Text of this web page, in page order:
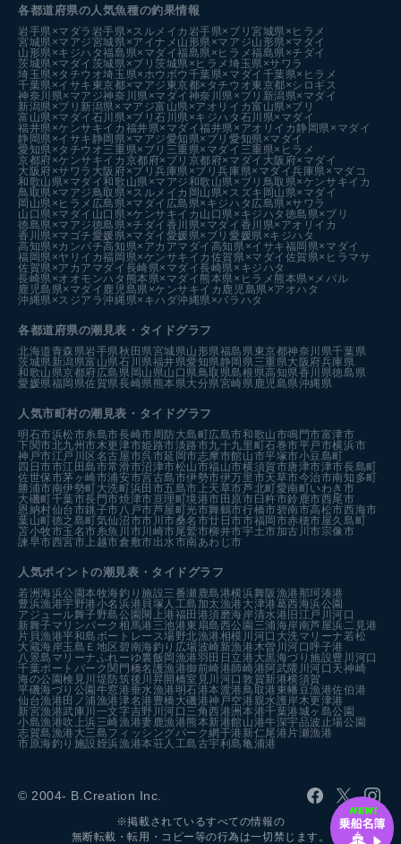
各都道府県の人気魚種の釣果情報
岩手県×マダラ 岩手県×スルメイカ 岩手県×ブリ宮城県×ヒラメ
宮城県×マアジ宮城県×アイナメ 山形県×マアジ山形県×マダイ
山形県×キジハタ福島県×マダイ福島県×ヒラメ福島県×チダイ
茨城県×マダイ 茨城県×ブリ茨城県×ヒラメ埼玉県×サワラ
埼玉県×タチウオ埼玉県×ホウボウ 千葉県×マダイ 千葉県×ヒラメ
千葉県×イサキ 東京都×マアジ 東京都×タチウオ東京都×シロギス
神奈川県×マアジ神奈川県×マダイ 神奈川県×ブリ 新潟県×マダイ
新潟県×ブリ 新潟県×マアジ富山県×アオリイカ富山県×ブリ
富山県×マダイ 石川県×ブリ石川県×キジハタ 石川県×マダイ
福井県×ケンサキイカ 福井県×マダイ福井県×アオリイカ 静岡県×マダイ
静岡県×イサキ 静岡県×マアジ愛知県×ブリ愛知県×マダイ
愛知県×タチウオ三重県×ブリ 三重県×マダイ 三重県×ヒラメ
京都府×ケンサキイカ 京都府×ブリ 京都府×マダイ 大阪府×マダイ
大阪府×サワラ 大阪府×ブリ兵庫県×ブリ兵庫県×マダイ兵庫県×マダコ
和歌山県×マダイ和歌山県×マアジ和歌山県×ブリ 鳥取県×ケンサキイカ
鳥取県×マアジ鳥取県×スルメイカ 岡山県×スズキ 岡山県×マダイ
岡山県×ヒラメ 広島県×マダイ 広島県×キジハタ 広島県×サワラ
山口県×マダイ 山口県×ケンサキイカ 山口県×キジハタ 徳島県×ブリ
徳島県×マアジ徳島県×チダイ 香川県×マダイ 香川県×アオリイカ
香川県×マゴチ愛媛県×マダイ 愛媛県×ブリ愛媛県×キジハタ
高知県×カンパチ高知県×アカアマダイ 高知県×イサキ福岡県×マダイ
福岡県×ヤリイカ福岡県×ケンサキイカ 佐賀県×マダイ 佐賀県×ヒラマサ
佐賀県×アカアマダイ 長崎県×マダイ長崎県×キジハタ
長崎県×オオモンハタ 熊本県×マダイ 熊本県×ヒラメ 熊本県×メバル
鹿児島県×マダイ 鹿児島県×ケンサキイカ 鹿児島県×アオハタ
沖縄県×スジアラ沖縄県×キハダ沖縄県×バラハタ
各都道府県の潮見表 ・タイドグラフ
北海道青森県岩手県秋田県宮城県山形県福島県東京都神奈川県千葉県
茨城県新潟県富山県石川県福井県愛知県静岡県三重県大阪府兵庫県
和歌山県京都府広島県 岡山県山口県鳥取県島根県高知県香川県徳島県
愛媛県福岡県佐賀県長崎県熊本県大分県宮崎県鹿児島県沖縄県
人気市町村の潮見表・タイドグラフ
明石市浜松市糸島市長崎市周防大島町広島市和歌山市鳴門市富津市
下関市北九州市木更津市姫路市淡路市九十九里町石巻市平戸市横浜市
神戸市江戸川区 名古屋市呉市延岡市志摩市館山市平塚市小豆島町
四日市市江田島市常滑市沼津市松山市福山市横須賀市唐津市津市長島町
佐世保市茅ヶ崎市浦安市宮古島市伊勢市伊万里市天草市今治市南知多町
勝浦市南伊勢町大洗町浜田市五島市 上天草市芦北町愛南町いわき市
大磯町千葉市長門市焼津市亘理町境港市 田原市 臼杵市鈴鹿市西尾市
恩納村仙台市銚子市八戸市芦屋町光市舞鶴市行橋市碧南市高松市西海市
葉山町徳之島町気仙沼市市川市桑名市廿日市市福岡市赤穂市屋久島町
苫小牧市玉名市糸魚川市川崎市尾鷲市柳井市宇土市加古川市宗像市
諫早市西宮市 上越市倉敷市出水市南あわじ市
人気ポイントの潮見表・タイドグラフ
若洲海浜公園本牧海釣り施設三番瀬 鹿島港横浜舞阪漁港 那珂湊港
豊浜漁港宇野港小名浜港 貝塚人工島 加太漁港 大津港葛西海浜公園
アジュール舞子野島公園 閖上港福田港須磨海岸清水港 旧江戸川河口
新舞子マリンパーク 相馬港 三池港東扇島西公園 三浦海岸南芦屋浜二見港
片貝漁港平和島ボートレース場野北漁港相模川河口 大洗マリーナ若松
大蔵海岸玉島Ｅ地区 碧南海釣り広場波崎新漁港木曽川河口 呼子港
八景島マリーナふれーゆ裏飯岡漁港羽田 日立港 大黒海づり施設豊川河口
千葉ポートパーク 関門橋名護漁港御前崎港師崎港 阿武隈川河口 天神崎
海の公園検見川堤防筑後川昇開橋室見川河口敦賀新港横須賀
平磯海づり公園 牛窓港垂水漁港 明石港本渡港鳥取港 東幡豆漁港佐伯港
仙台漁港 田ノ浦漁港津名港 豊橋 大磯港神戸空港親水護岸木更津港
新宮漁港武庫川一文字吉野川河口 三角西港洲本港千葉港城ヶ島公園
小島漁港吹上浜三崎漁港妻鹿漁港熊本新港館山港牛深宇品波止場公園
志賀島漁港 大三島フィッシングパーク網干港 新仁尾港 片瀬漁港
市原海釣り施設姪浜漁港本荘人工島古宇利島亀浦港
© 2004- B.Creation Inc.
※掲載されているすべての情報の
無断転載・転用・コピー等の行為は一切禁じます。